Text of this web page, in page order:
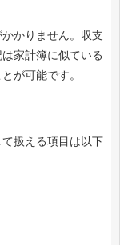
かりません。収支
家計簿に似ている
が可能です。
扱える項目は以下